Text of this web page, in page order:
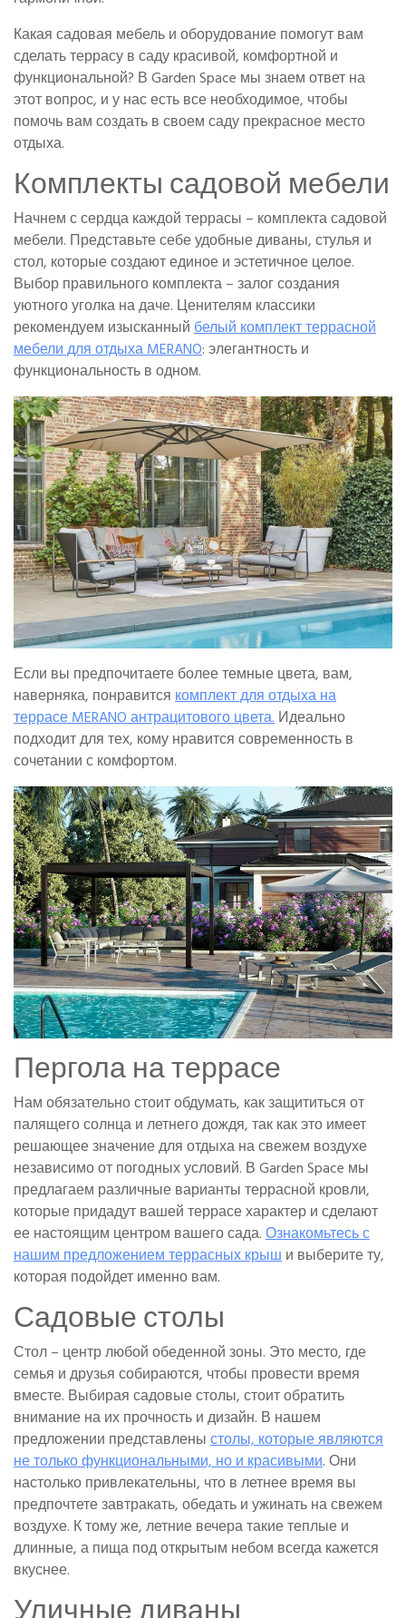
Какая садовая мебель и оборудование помогут вам
сделать террасу в саду красивой, комфортной и
функциональной? В Garden Space мы знаем ответ на
этот вопрос, и у нас есть все необходимое, чтобы
помочь вам создать в своем саду прекрасное место
отдыха.
Комплекты садовой мебели
Начнем с сердца каждой террасы – комплекта садовой
мебели. Представьте себе удобные диваны, стулья и
стол, которые создают единое и эстетичное целое.
Выбор правильного комплекта – залог создания
уютного уголка на даче. Ценителям классики
рекомендуем изысканныйбелый комплект террасной
мебели для отдыха MERANO: элегантность и
функциональность в одном.
Если вы предпочитаете более темные цвета, вам,
наверняка, понравитсякомплект для отдыха на
террасе MERANO антрацитового цвета.Идеально
подходит для тех, кому нравится современность в
сочетании с комфортом.
Пергола на террасе
Нам обязательно стоит обдумать, как защититься от
палящего солнца и летнего дождя, так как это имеет
решающее значение для отдыха на свежем воздухе
независимо от погодных условий. В Garden Space мы
предлагаем различные варианты террасной кровли,
которые придадут вашей террасе характер и сделают
ее настоящим центром вашего сада.Ознакомьтесь с
нашим предложением террасных крыши выберите ту,
которая подойдет именно вам.
Садовые столы
Стол – центр любой обеденной зоны. Это место, где
семья и друзья собираются, чтобы провести время
вместе. Выбирая садовые столы, стоит обратить
внимание на их прочность и дизайн. В нашем
предложении представленыстолы, которые являются
не только функциональными, но и красивыми. Они
настолько привлекательны, что в летнее время вы
предпочтете завтракать, обедать и ужинать на свежем
воздухе. К тому же, летние вечера такие теплые и
длинные, а пища под открытым небом всегда кажется
вкуснее.